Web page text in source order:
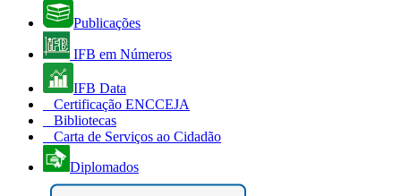
Publicações
IFB em Números
IFB Data
Certificação ENCCEJA
Bibliotecas
Carta de Serviços ao Cidadão
Diplomados